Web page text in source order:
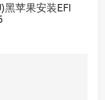
黑苹果安装EFI